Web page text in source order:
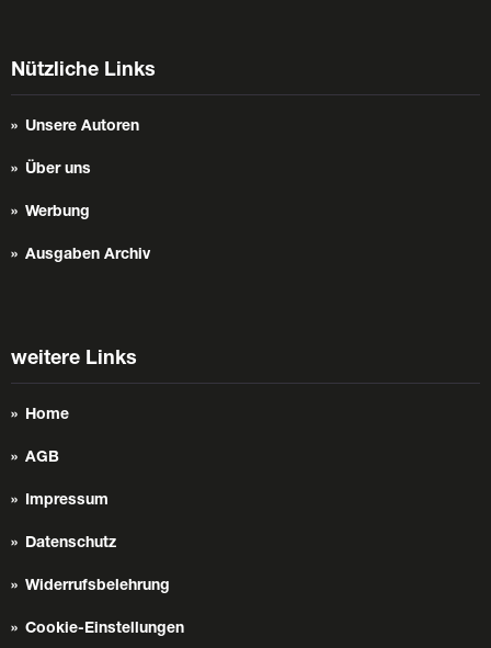
Nützliche Links
Unsere Autoren
Über uns
Werbung
Ausgaben Archiv
weitere Links
Home
AGB
Impressum
Datenschutz
Widerrufsbelehrung
Cookie-Einstellungen